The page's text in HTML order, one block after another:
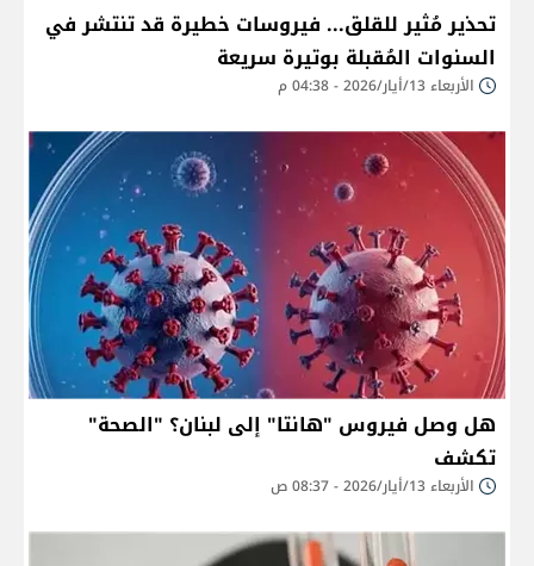
تحذير مُثير للقلق... فيروسات خطيرة قد تنتشر في
السنوات المُقبلة بوتيرة سريعة
الأربعاء 13/أيار/2026 - 04:38 م
هل وصل فيروس "هانتا" إلى لبنان؟ "الصحة"
تكشف
الأربعاء 13/أيار/2026 - 08:37 ص